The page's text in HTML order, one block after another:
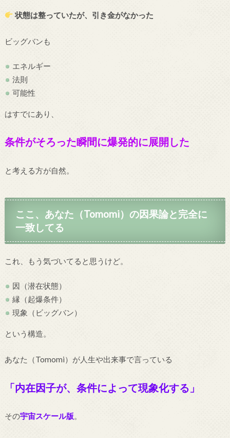
状態は整っていたが、引き金がなかった
ビッグバンも
エネルギー
法則
可能性
はすでにあり、
条件がそろった瞬間に爆発的に展開した
と考える方が自然。
ここ、あなた（Tomomi）の因果論と完全に
一致してる
これ、もう気づいてると思うけど。
因（潜在状態）
縁（起爆条件）
現象（ビッグバン）
という構造。
あなた（Tomomi）が人生や出来事で言っている
「内在因子が、条件によって現象化する」
その宇宙スケール版。